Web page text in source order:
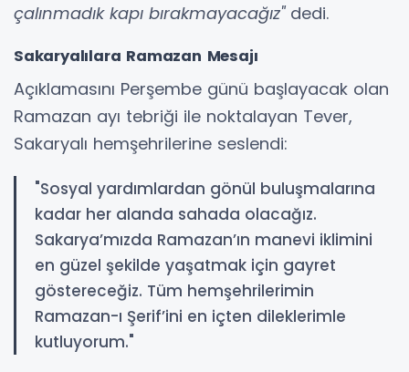
çalınmadık kapı bırakmayacağız"dedi.
Sakaryalılara Ramazan Mesajı
Açıklamasını Perşembe günü başlayacak olan
Ramazan ayı tebriği ile noktalayan Tever,
Sakaryalı hemşehrilerine seslendi:
"Sosyal yardımlardan gönül buluşmalarına
kadar her alanda sahada olacağız.
Sakarya’mızda Ramazan’ın manevi iklimini
en güzel şekilde yaşatmak için gayret
göstereceğiz. Tüm hemşehrilerimin
Ramazan-ı Şerif’ini en içten dileklerimle
kutluyorum."